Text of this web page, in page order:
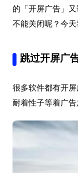
的「开屏广告」
不能关闭呢？今天
跳过开屏广
很多软件都有开
耐着性子等着广告